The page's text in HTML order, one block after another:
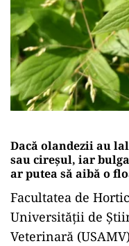
Dacă olandezii au
sau cireșul, iar
ar putea să aibă o
Facultatea de
Universității de
Veterinară